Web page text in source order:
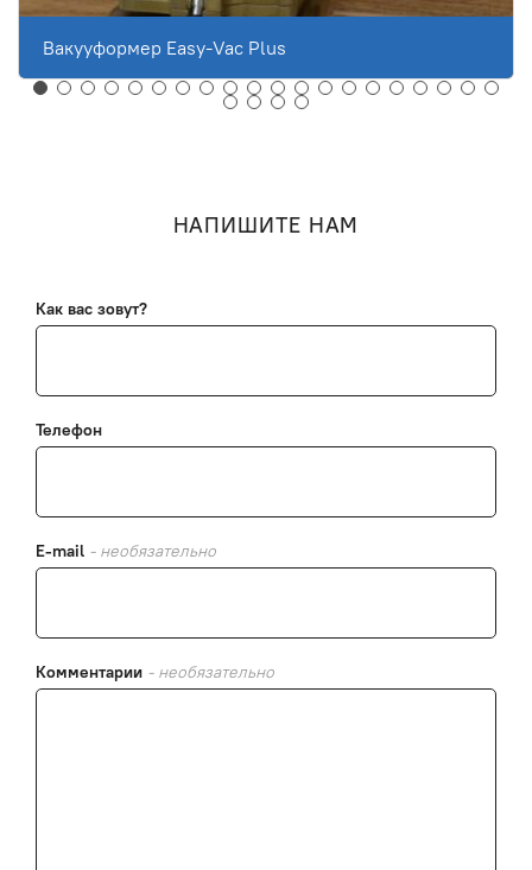
Вакууформер Easy-Vac Plus
НАПИШИТЕ НАМ
Как вас зовут?
Телефон
E-mail - необязательно
Комментарии - необязательно